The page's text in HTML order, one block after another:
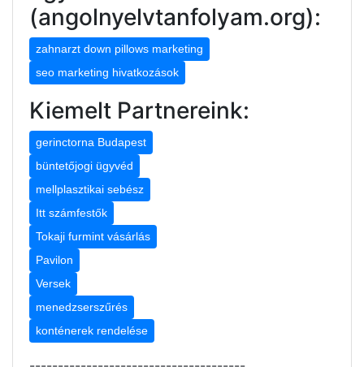
(angolnyelvtanfolyam.org):
zahnarzt down pillows marketing
seo marketing hivatkozások
Kiemelt Partnereink:
gerinctorna Budapest
büntetőjogi ügyvéd
mellplasztikai sebész
Itt számfestők
Tokaji furmint vásárlás
Pavilon
Versek
menedzserszűrés
konténerek rendelése